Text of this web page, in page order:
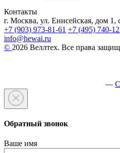
Контакты
г. Москва, ул. Енисейская, дом 1,
+7 (903) 973-81-61 +7 (495) 740-
info@hewai.ru
© 2026 Веллтех. Все права
—
Обратный звонок
Ваше имя